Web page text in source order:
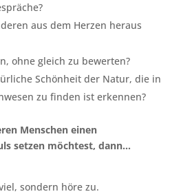
aus dem Herzen heraus
ohne gleich zu bewerten?
Schönheit der Natur, die in
zu finden ist erkennen?
Menschen einen
setzen möchtest, dann…
sondern höre zu.